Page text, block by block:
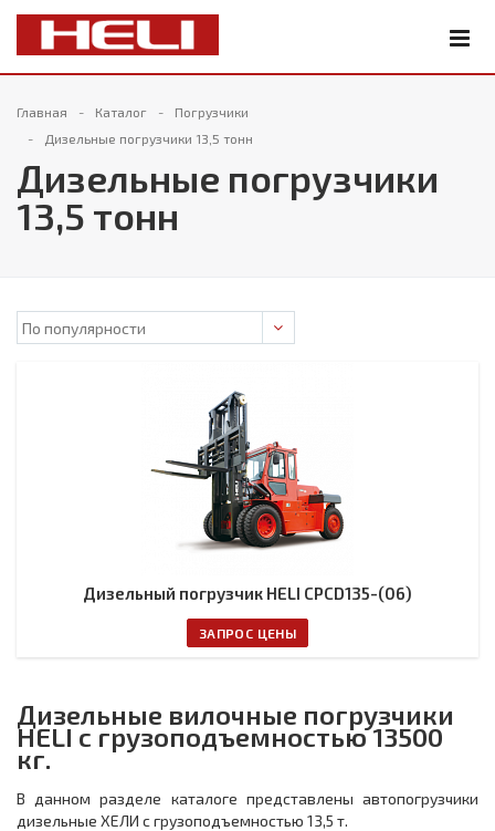
Главная Каталог
Погрузчики
Дизельные погрузчики 13,5 тонн
Дизельные погрузчики
13,5 тонн
Дизельный погрузчик HELI CPCD135-(06)
ЗАПРОС ЦЕНЫ
Дизельные вилочные погрузчики
HELI с грузоподъемностью 13500
кг.
В данном разделе каталоге представлены автопогрузчики
дизельные ХЕЛИ с грузоподъемностью 13,5 т.